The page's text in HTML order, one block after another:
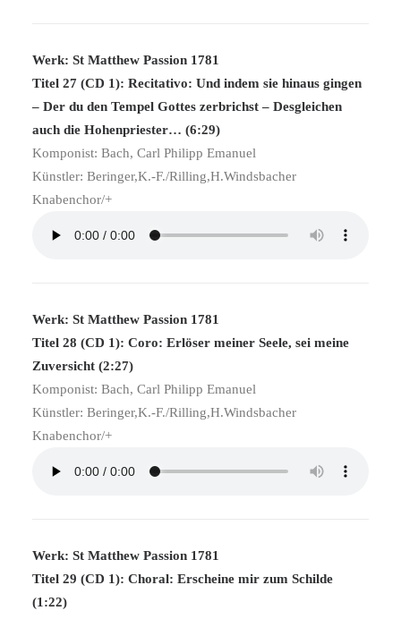
Werk: St Matthew Passion 1781
Titel 27 (CD 1): Recitativo: Und indem sie hinaus gingen
– Der du den Tempel Gottes zerbrichst – Desgleichen
auch die Hohenpriester… (6:29)
Komponist: Bach, Carl Philipp Emanuel
Künstler: Beringer,K.-F./Rilling,H.Windsbacher
Knabenchor/+
Werk: St Matthew Passion 1781
Titel 28 (CD 1): Coro: Erlöser meiner Seele, sei meine
Zuversicht (2:27)
Komponist: Bach, Carl Philipp Emanuel
Künstler: Beringer,K.-F./Rilling,H.Windsbacher
Knabenchor/+
Werk: St Matthew Passion 1781
Titel 29 (CD 1): Choral: Erscheine mir zum Schilde
(1:22)